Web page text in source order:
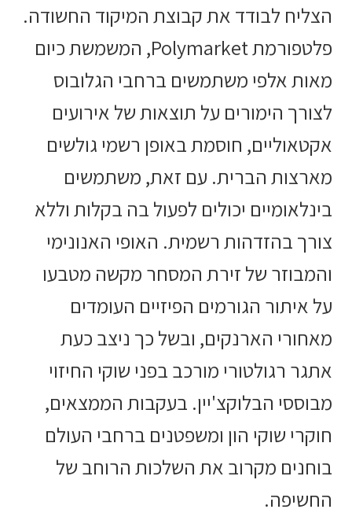
הצליח לבודד את קבוצת המיקוד החשודה.
פלטפורמת Polymarket, המשמשת כיום
מאות אלפי משתמשים ברחבי הגלובוס
לצורך הימורים על תוצאות של אירועים
אקטאוליים, חוסמת באופן רשמי גולשים
מארצות הברית. עם זאת, משתמשים
בינלאומיים יכולים לפעול בה בקלות וללא
צורך בהזדהות רשמית. האופי האנונימי
והמבוזר של זירת המסחר מקשה מטבעו
על איתור הגורמים הפיזיים העומדים
מאחורי הארנקים, ובשל כך ניצב כעת
אתגר רגולטורי מורכב בפני שוקי החיזוי
מבוססי הבלוקצ'יין. בעקבות הממצאים,
חוקרי שוקי הון ומשפטנים ברחבי העולם
בוחנים מקרוב את השלכות הרוחב של
החשיפה.